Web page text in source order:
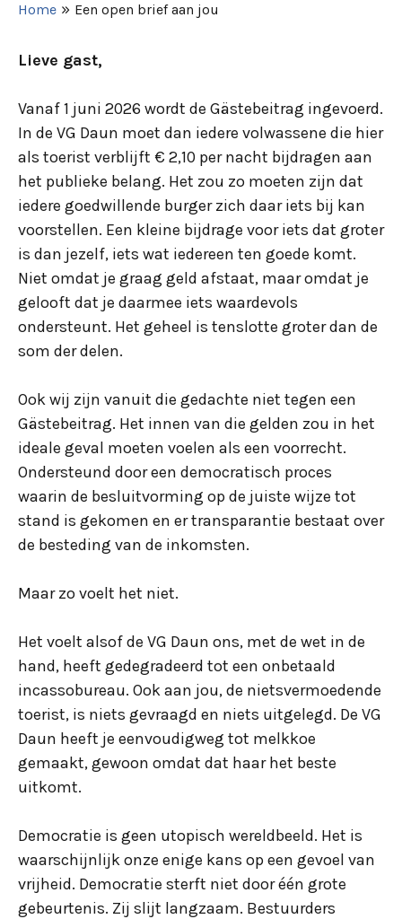
Home » Een open brief aan jou
Lieve gast,
Vanaf 1 juni 2026 wordt de Gästebeitrag ingevoerd.
In de VG Daun moet dan iedere volwassene die hier
als toerist verblijft € 2,10 per nacht bijdragen aan
het publieke belang. Het zou zo moeten zijn dat
iedere goedwillende burger zich daar iets bij kan
voorstellen. Een kleine bijdrage voor iets dat groter
is dan jezelf, iets wat iedereen ten goede komt.
Niet omdat je graag geld afstaat, maar omdat je
gelooft dat je daarmee iets waardevols
ondersteunt. Het geheel is tenslotte groter dan de
som der delen.
Ook wij zijn vanuit die gedachte niet tegen een
Gästebeitrag. Het innen van die gelden zou in het
ideale geval moeten voelen als een voorrecht.
Ondersteund door een democratisch proces
waarin de besluitvorming op de juiste wijze tot
stand is gekomen en er transparantie bestaat over
de besteding van de inkomsten.
Maar zo voelt het niet.
Het voelt alsof de VG Daun ons, met de wet in de
hand, heeft gedegradeerd tot een onbetaald
incassobureau. Ook aan jou, de nietsvermoedende
toerist, is niets gevraagd en niets uitgelegd. De VG
Daun heeft je eenvoudigweg tot melkkoe
gemaakt, gewoon omdat dat haar het beste
uitkomt.
Democratie is geen utopisch wereldbeeld. Het is
waarschijnlijk onze enige kans op een gevoel van
vrijheid. Democratie sterft niet door één grote
gebeurtenis. Zij slijt langzaam. Bestuurders